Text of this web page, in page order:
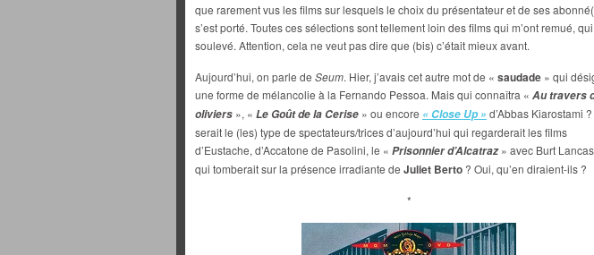
que rarement vus les films sur lesquels le choix du présentateur et de ses
s’est porté. Toutes ces sélections sont tellement loin des films qui m’ont remué, qui
soulevé. Attention, cela ne veut pas dire que (bis) c’était mieux avant.
Aujourd’hui, on parle de Seum. Hier, j’avais cet autre mot de « saudade » qui
une forme de mélancolie à la Fernando Pessoa. Mais qui connaîtra « Au travers
oliviers », « Le Goût de la Cerise » ou encore « Close Up » d’Abbas Kiarostami
serait le (les) type de spectateurs/trices d’aujourd’hui qui regarderait les films
d’Eustache, d’Accatone de Pasolini, le « Prisonnier d’Alcatraz» avec Burt
qui tomberait sur la présence irradiante de Juliet Berto ? Oui, qu’en diraient-ils ?
*